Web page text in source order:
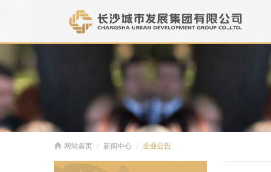
网站首页 新闻中心 企业公告